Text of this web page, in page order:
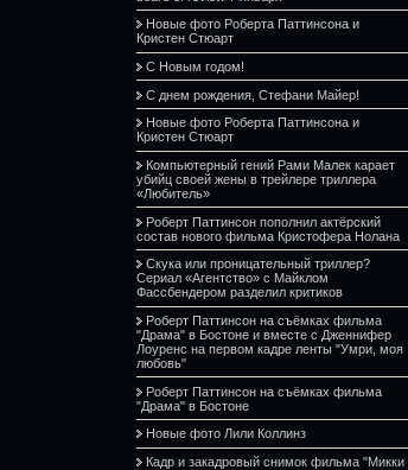
Новые фото Роберта Паттинсона и
Кристен Стюарт
С Новым годом!
С днем рождения, Стефани Майер!
Новые фото Роберта Паттинсона и
Кристен Стюарт
Компьютерный гений Рами Малек карает
убийц своей жены в трейлере триллера
«Любитель»
Роберт Паттинсон пополнил актёрский
состав нового фильма Кристофера Нолана
Скука или проницательный триллер?
Сериал «Агентство» с Майклом
Фассбендером разделил критиков
Роберт Паттинсон на съёмках фильма
"Драма" в Бостоне и вместе с Дженнифер
Лоуренс на первом кадре ленты "Умри, моя
любовь"
Роберт Паттинсон на съёмках фильма
"Драма" в Бостоне
Новые фото Лили Коллинз
Кадр и закадровый снимок фильма "Микки